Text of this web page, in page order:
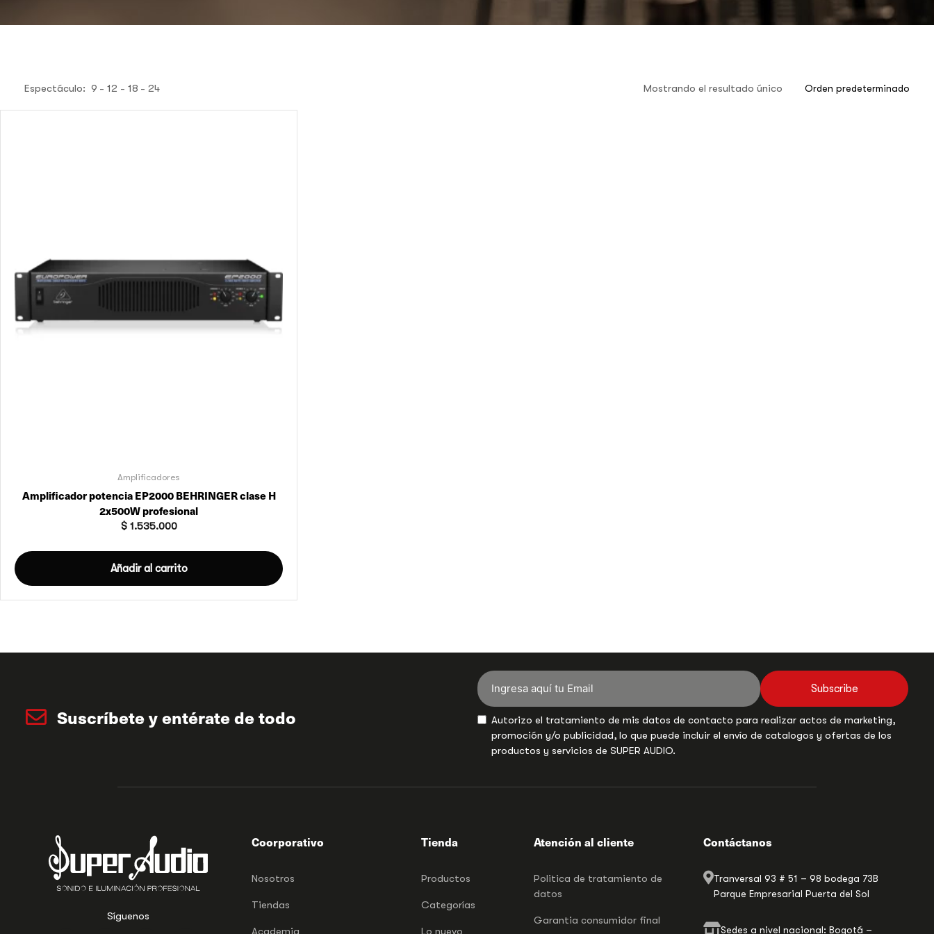
Espectáculo: 9 12 18 24 Mostrando el resultado único
Amplificadores
Amplificador potencia EP2000 BEHRINGER clase H
2x500W profesional
$1.535.000
Añadir al carrito
Suscríbete y entérate de todo
Subscribe
Autorizo el tratamiento de mis datos de contacto para realizar actos de marketing,
promoción y/o publicidad, lo que puede incluir el envío de catalogos y ofertas de los
productos y servicios de SUPER AUDIO.
Síguenos
Coorporativo
Nosotros
Tiendas
Academia
Tienda
Productos
Categorías
Lo nuevo
Atención al cliente
Politica de tratamiento de
datos
Garantia consumidor final
Contáctanos
Tranversal 93 # 51 – 98 bodega 73B
Parque Empresarial Puerta del Sol
Sedes a nivel nacional: Bogotá –